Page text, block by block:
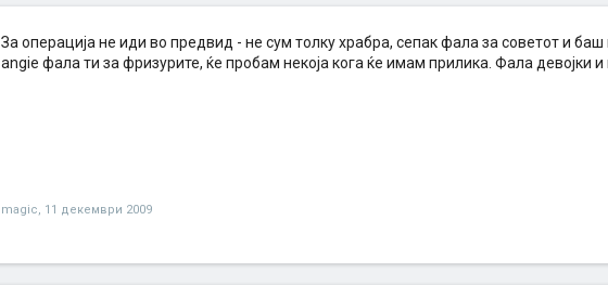
За операција не иди во предвид - не сум толку храбра, сепак фала за советот и
angie фала ти за фризурите, ќе пробам некоја кога ќе имам прилика. Фала девојки
magic, 11 декември 2009